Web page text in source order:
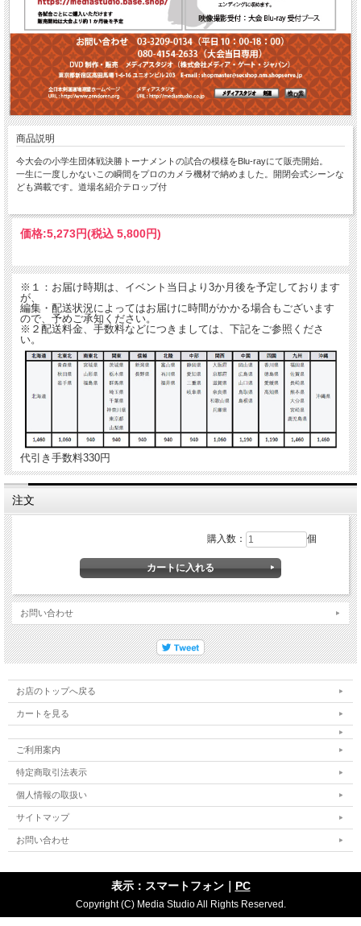
商品説明
今大会の小学生団体戦決勝トーナメントの試合の模様をBlu-rayにて販売開始。
一生に一度しかないこの瞬間をプロのカメラ機材で納めました。開閉会式シーンな
ども満載です。道場名紹介テロップ付
価格:5,273円(税込 5,800円)
※１：お届け時期は、イベント当日より3か月後を予定しております
が、
編集・配送状況によってはお届けに時間がかかる場合もございます
ので、予めご承知ください。
※２配送料金、手数料などにつきましては、下記をご参照くださ
い。
代引き手数料330円
注文
購入数： 個
お問い合わせ
お店のトップへ戻る
カートを見る
ご利用案内
特定商取引法表示
個人情報の取扱い
サイトマップ
お問い合わせ
表示：スマートフォン｜ PC
Copyright (C) Media Studio All Rights Reserved.